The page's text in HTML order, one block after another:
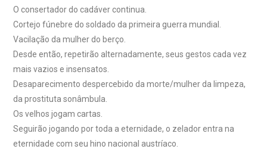
O consertador do cadáver continua.
Cortejo fúnebre do soldado da primeira guerra mundial.
Vacilação da mulher do berço.
Desde então, repetirão alternadamente, seus gestos cada vez
mais vazios e insensatos.
Desaparecimento despercebido da morte/mulher da limpeza,
da prostituta sonâmbula.
Os velhos jogam cartas.
Seguirão jogando por toda a eternidade, o zelador entra na
eternidade com seu hino nacional austríaco.